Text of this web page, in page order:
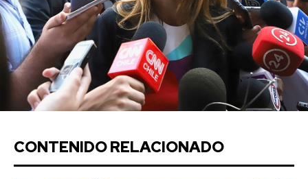
CONTENIDO RELACIONADO